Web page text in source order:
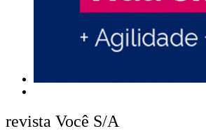
revista Você S/A